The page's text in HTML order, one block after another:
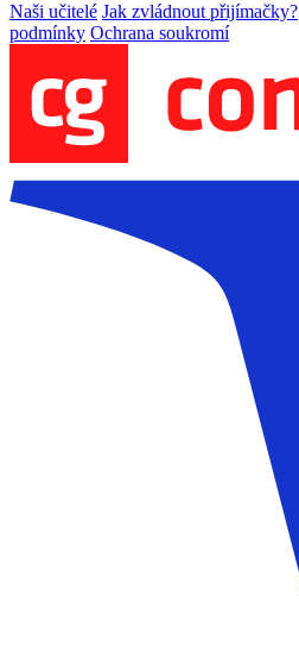
Naši učitelé Jak zvládnout přijímačky?
podmínky Ochrana soukromí